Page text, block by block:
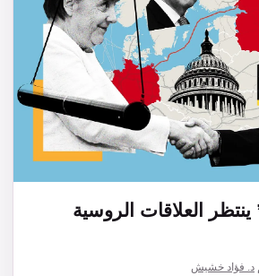
العلاقات الروسية
د. فؤاد خشيش